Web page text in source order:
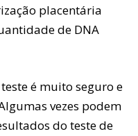
placentária
de DNA
é muito seguro e
vezes podem
do teste de